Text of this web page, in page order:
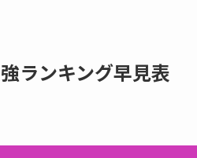
ランキング早見表